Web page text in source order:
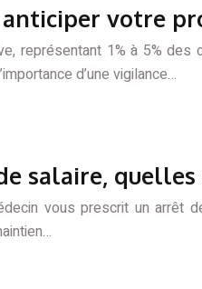
anticiper votre
représentant 1% à 5%
d’une vigilance…
salaire, quelles
vous prescrit un